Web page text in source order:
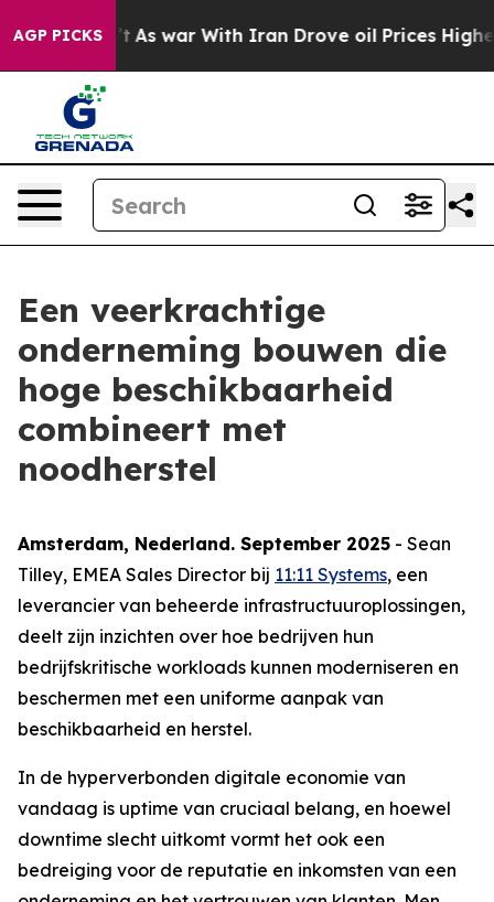
AGP PICKS
Didn’t As war With Iran Drove oil Prices Higher,
Een veerkrachtige
onderneming bouwen die
hoge beschikbaarheid
combineert met
noodherstel
Amsterdam, Nederland. September 2025 - Sean
Tilley, EMEA Sales Director bij 11:11 Systems, een
leverancier van beheerde infrastructuuroplossingen,
deelt zijn inzichten over hoe bedrijven hun
bedrijfskritische workloads kunnen moderniseren en
beschermen met een uniforme aanpak van
beschikbaarheid en herstel.
In de hyperverbonden digitale economie van
vandaag is uptime van cruciaal belang, en hoewel
downtime slecht uitkomt vormt het ook een
bedreiging voor de reputatie en inkomsten van een